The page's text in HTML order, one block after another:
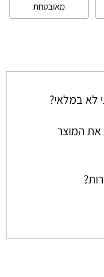
מאובטחת
לא במלאי?
את המוצר